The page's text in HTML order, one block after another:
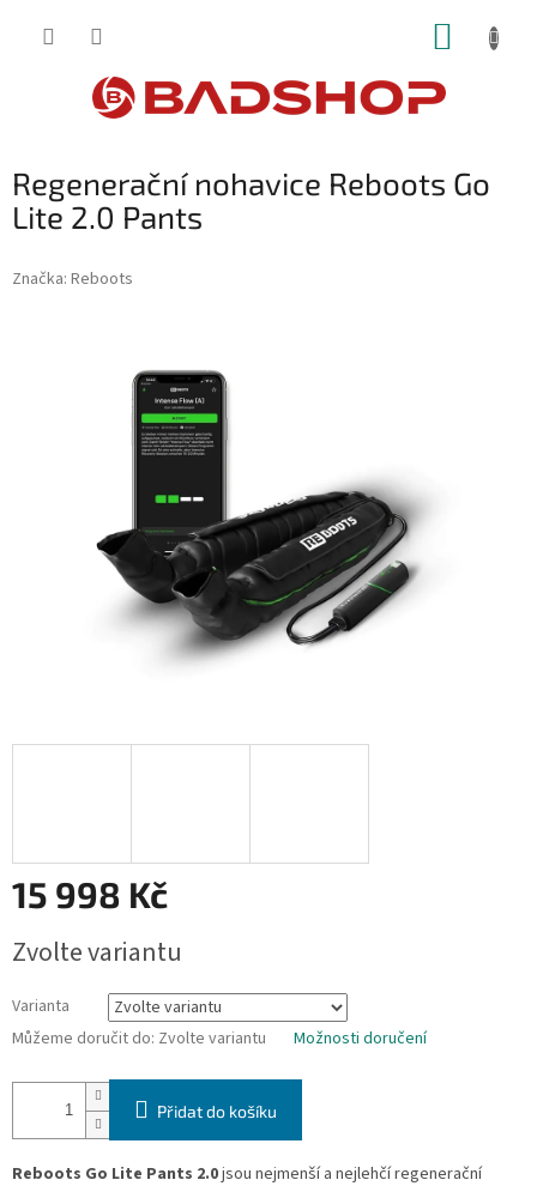
Regenerační nohavice Reboots Go
Lite 2.0 Pants
Značka: Reboots
15 998 Kč
cena:
Zvolte variantu
Varianta
Můžeme doručit do: Zvolte variantu Možnosti doručení
Přidat do košíku
Reboots Go Lite Pants 2.0jsou nejmenší a nejlehčí regenerační